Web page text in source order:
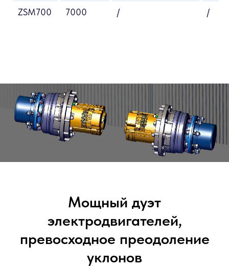
ZSM700
7000 / /
Мощный дуэт
электродвигателей,
превосходное преодоление
уклонов